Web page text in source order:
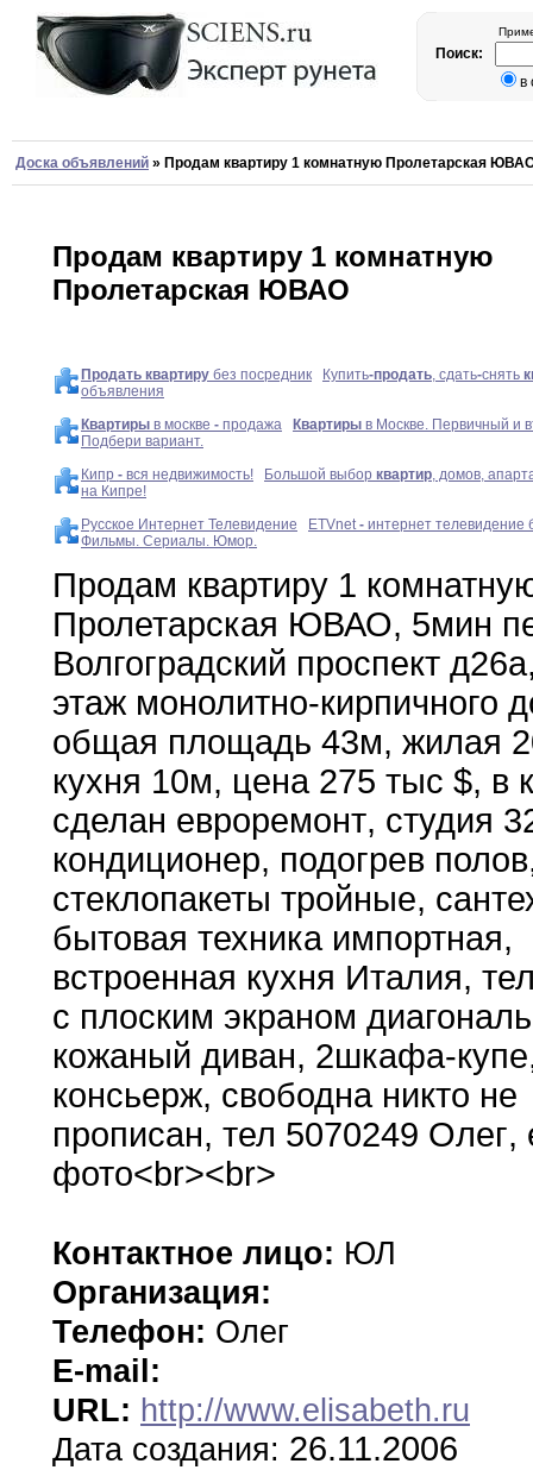
Поиск:
в
Доска объявлений » Продам квартиру 1 комнатную Пролетарская
Продам квартиру 1 комнатную
Пролетарская ЮВАО
Продать квартиру без посредник Купить-продать, сдать-снять
объявления
Квартиры в москве - продажа Квартиры в Москве. Первичный и
Подбери вариант.
Кипр - вся недвижимость! Большой выбор квартир, домов,
на Кипре!
Русское Интернет Телевидение
ETVnet- интернет телевидение
Фильмы. Сериалы. Юмор.
Продам квартиру 1
Пролетарская ЮВАО, 5мин
Волгоградский проспект д26а
этаж монолитно-кирпичного
общая площадь 43м, жилая
кухня 10м, цена 275 тыс $, в
сделан евроремонт, студия
кондиционер, подогрев полов
стеклопакеты тройные,
бытовая техника импортная,
встроенная кухня Италия,
с плоским экраном
кожаный диван, 2шкафа-купе
консьерж, свободна никто не
прописан, тел 5070249 Олег,
фото<br><br>
Контактное лицо: ЮЛ
Организация:
Телефон: Олег
E-mail:
URL: http://www.elisabeth.ru
Дата создания: 26.11.2006